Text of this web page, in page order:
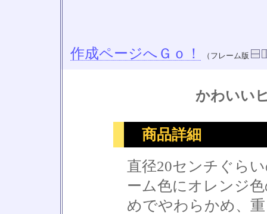
作成ページへＧｏ！ （フレーム版
かわいい
商品詳細
直径20センチぐら
ーム色にオレンジ
めでやわらかめ、